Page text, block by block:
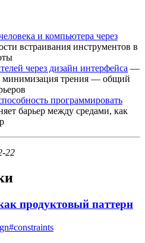
и компьютера через
встраивания инструментов в
через дизайн интерфейса —
минимизация трения — общий
программировать
барьер между средами, как
22
продуктовый паттерн
#constraints